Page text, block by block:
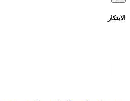
الابتكار